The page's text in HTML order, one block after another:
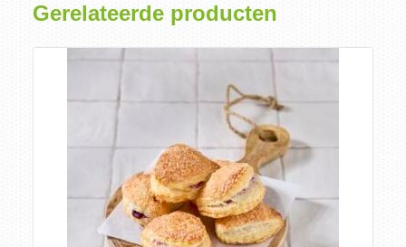
Gerelateerde producten